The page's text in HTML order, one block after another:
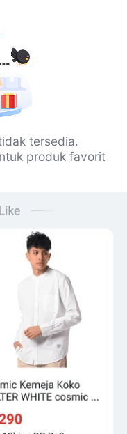
tersedia.
produk favorit